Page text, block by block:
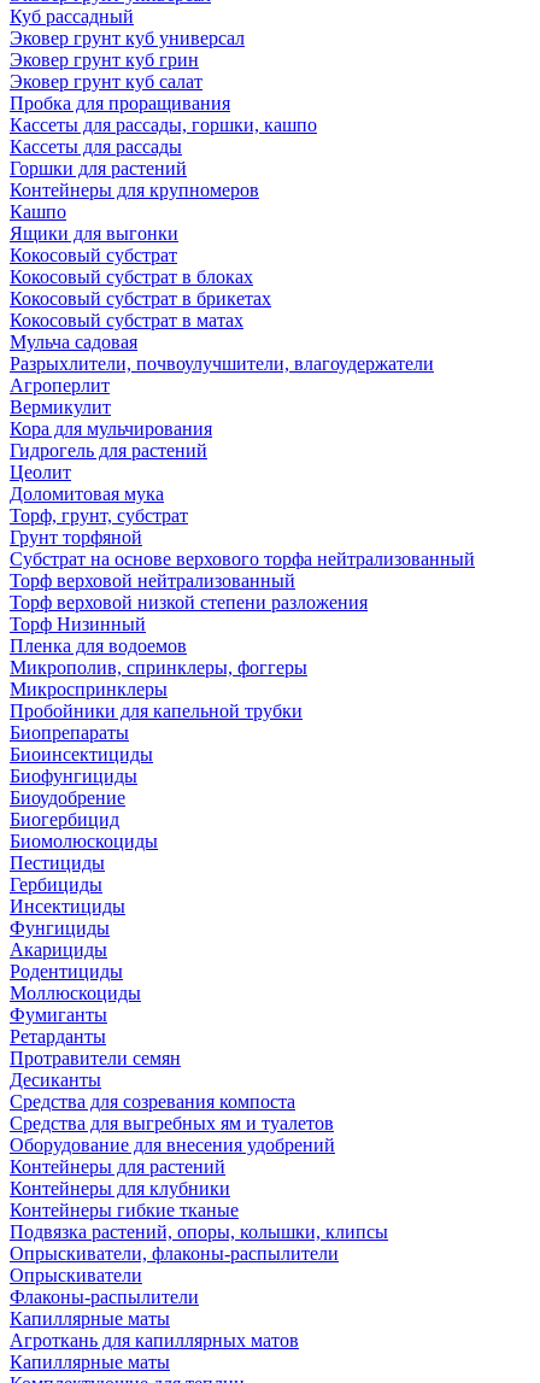
Куб рассадный
Эковер грунт куб универсал
Эковер грунт куб грин
Эковер грунт куб салат
Пробка для проращивания
Кассеты для рассады, горшки, кашпо
Кассеты для рассады
Горшки для растений
Контейнеры для крупномеров
Кашпо
Ящики для выгонки
Кокосовый субстрат
Кокосовый субстрат в блоках
Кокосовый субстрат в брикетах
Кокосовый субстрат в матах
Мульча садовая
Разрыхлители, почвоулучшители, влагоудержатели
Агроперлит
Вермикулит
Кора для мульчирования
Гидрогель для растений
Цеолит
Доломитовая мука
Торф, грунт, субстрат
Грунт торфяной
Субстрат на основе верхового торфа нейтрализованный
Торф верховой нейтрализованный
Торф верховой низкой степени разложения
Торф Низинный
Пленка для водоемов
Микрополив, спринклеры, фоггеры
Микроспринклеры
Пробойники для капельной трубки
Биопрепараты
Биоинсектициды
Биофунгициды
Биоудобрение
Биогербицид
Биомолюскоциды
Пестициды
Гербициды
Инсектициды
Фунгициды
Акарициды
Родентициды
Моллюскоциды
Фумиганты
Ретарданты
Протравители семян
Десиканты
Средства для созревания компоста
Средства для выгребных ям и туалетов
Оборудование для внесения удобрений
Контейнеры для растений
Контейнеры для клубники
Контейнеры гибкие тканые
Подвязка растений, опоры, колышки, клипсы
Опрыскиватели, флаконы-распылители
Опрыскиватели
Флаконы-распылители
Капиллярные маты
Агроткань для капиллярных матов
Капиллярные маты